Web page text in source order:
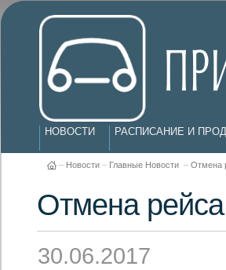
НОВОСТИ РАСПИСАНИЕ И
– Новости – Главные Новости – Отмена
Отмена
30.06.2017